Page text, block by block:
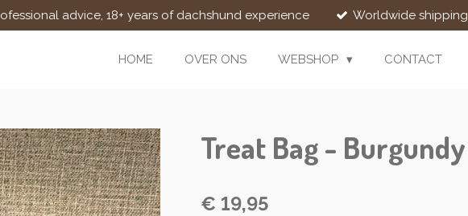
advice, 18+ years of dachshund experience Worldwide shipping
HOME OVER ONS WEBSHOP CONTACT
Treat Bag - Burgundy
€ 19,95